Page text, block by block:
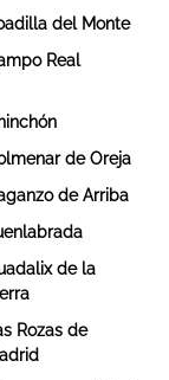
del Monte
Real
de Oreja
de Arriba
de la
Rozas de